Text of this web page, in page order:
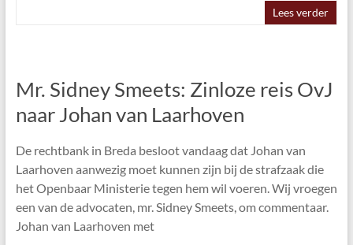
Lees verder
Mr. Sidney Smeets: Zinloze reis OvJ
naar Johan van Laarhoven
De rechtbank in Breda besloot vandaag dat Johan van
Laarhoven aanwezig moet kunnen zijn bij de strafzaak die
het Openbaar Ministerie tegen hem wil voeren. Wij vroegen
een van de advocaten, mr. Sidney Smeets, om commentaar.
Johan van Laarhoven met